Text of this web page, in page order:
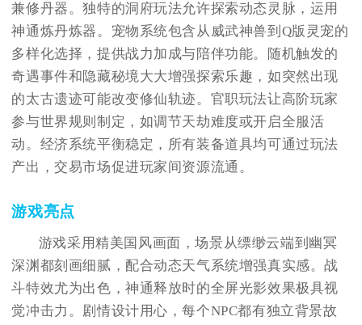
兼修丹器。独特的洞府玩法允许探索动态灵脉，运用
神通炼丹炼器。宠物系统包含从威武神兽到Q版灵宠的
多样化选择，提供战力加成与陪伴功能。随机触发的
奇遇事件和隐藏秘境大大增强探索乐趣，如突然出现
的太古遗迹可能改变修仙轨迹。官职玩法让高阶玩家
参与世界规则制定，如调节天劫难度或开启全服活
动。经济系统平衡稳定，所有装备道具均可通过玩法
产出，交易市场促进玩家间资源流通。
游戏亮点
游戏采用精美国风画面，场景从缥缈云端到幽冥
深渊都刻画细腻，配合动态天气系统增强真实感。战
斗特效尤为出色，神通释放时的全屏光影效果极具视
觉冲击力。剧情设计用心，每个NPC都有独立背景故